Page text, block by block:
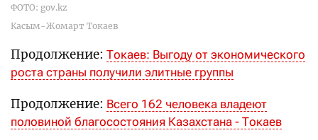
ФОТО: gov.kz
Касым-Жомарт Токаев
Продолжение: Токаев: Выгоду от экономического
роста страны получили элитные группы
Продолжение: Всего 162 человека владеют
половиной благосостояния Казахстана - Токаев